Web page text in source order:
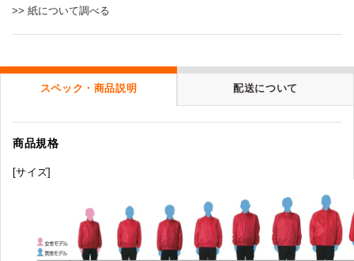
>> 紙について調べる
スペック・商品説明 配送について
商品規格
[サイズ]